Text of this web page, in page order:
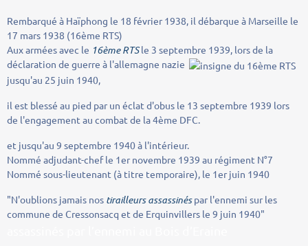
Rembarqué à Haïphong le 18 février 1938, il débarque à Marseille le
17 mars 1938 (16ème RTS)
Aux armées avec le 16ème RTSle 3 septembre 1939, lors de la
déclaration de guerre à l'allemagne nazie
jusqu'au 25 juin 1940,
il est blessé au pied par un éclat d'obus le 13 septembre 1939 lors
de l'engagement au combat de la 4ème DFC.
et jusqu'au 9 septembre 1940 à l'intérieur.
Nommé adjudant-chef le 1er novembre 1939 au régiment N°7
Nommé sous-lieutenant (à titre temporaire), le 1er juin 1940
"N'oublions jamais nos tirailleurs assassinéspar l'ennemi sur les
commune de Cressonsacq et de Erquinvillers le 9 juin 1940"